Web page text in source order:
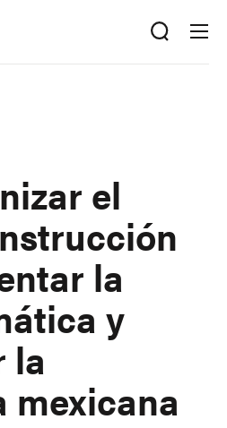
el
la
y
la
mexicana